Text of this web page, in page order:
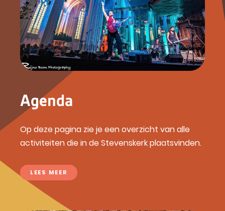
Agenda
Op deze pagina zie je een overzicht van alle
activiteiten die in de Stevenskerk plaatsvinden.
LEES MEER